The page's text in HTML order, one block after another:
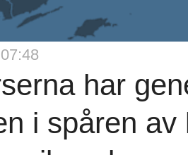
har
i spåren